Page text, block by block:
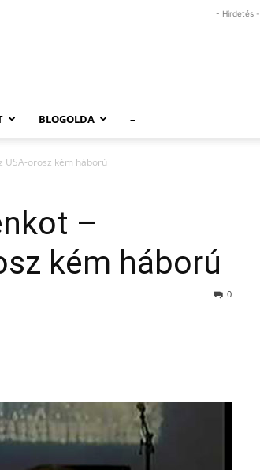
- Hirdetés -
BLOGOLDA –
USA-orosz kém háború
–
kém háború
0